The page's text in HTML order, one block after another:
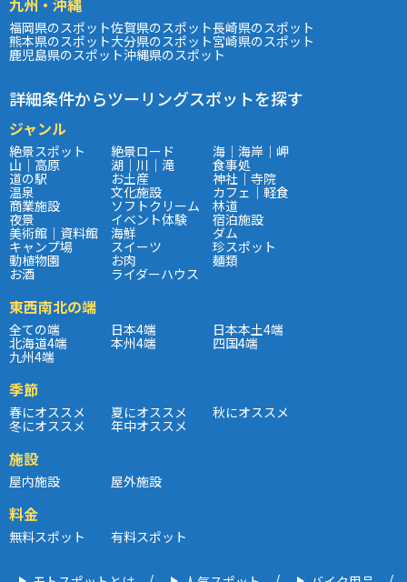
福岡県のスポット佐賀県のスポット長崎県のスポット
熊本県のスポット大分県のスポット宮崎県のスポット
鹿児島県のスポット沖縄県のスポット
詳細条件からツーリングスポットを探す
ジャンル
絶景スポット 絶景ロード 海｜海岸｜岬
山｜高原 湖｜川｜滝 食事処
道の駅 お土産 神社｜寺院
温泉 文化施設 カフェ｜軽食
商業施設 ソフトクリーム 林道
夜景 イベント体験 宿泊施設
美術館｜資料館 海鮮 ダム
キャンプ場 スイーツ 珍スポット
動植物園 お肉 麺類
お酒 ライダーハウス
東西南北の端
全ての端 日本4端 日本本土4端
北海道4端 本州4端 四国4端
九州4端
季節
春にオススメ 夏にオススメ 秋にオススメ
冬にオススメ 年中オススメ
施設
屋内施設 屋外施設
料金
無料スポット 有料スポット